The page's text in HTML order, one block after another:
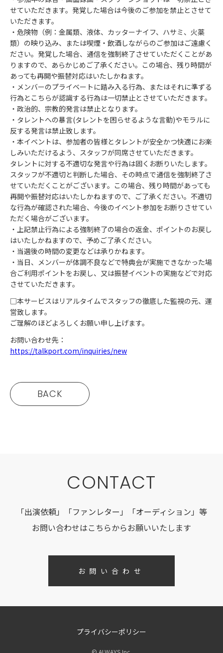
せていただきます。発覚した場合は今後のご参加を禁止とさせて
いただきます。
・危険物（例：金属類、液体、カッターナイフ、ハサミ、火薬
類）の映り込み、または喫煙・飲酒しながらのご参加はご遠慮く
ださい。発覚した場合、通信を強制終了させていただくことがあ
りますので、あらかじめご了承ください。この場合、残り時間が
あっても再開や振替対応はいたしかねます。
・メンバーのプライベートに踏み入る行為、またはそれに準ずる
行為とこちらが認識する行為は一切禁止とさせていただきます。
・政治的、宗教的発言は禁止となります。
・タレントへの暴言(タレントを困らせるような言動)やモラルに
反する発言は禁止致します。
・本イベントは、参加者の皆様とタレントが安全かつ快適にお楽
しみいただけるよう、スタッフが同席させていただきます。
タレントに対する不適切な発言や行為は固くお断りいたします。
スタッフが不適切と判断した場合、その時点で通信を強制終了さ
せていただくことがございます。この場合、残り時間があっても
再開や振替対応はいたしかねますので、ご了承ください。不適切
な行為が確認された場合、今後のイベント参加をお断りさせてい
ただく場合がございます。
・上記禁止行為による強制終了の場合の返金、ポイントのお戻し
はいたしかねますので、予めご了承ください。
・当選後の時間の変更などは承りかねます。
・当日、メンバーが体調不良などで特典会が実施できなかった場
合ご利用ポイントをお戻し、又は振替イベントの実施などで対応
させていただきます。
□本サービスはリアルタイムでスタッフの徹底した監視の元、運
営致します。
ご理解のほどよろしくお願い申し上げます。
お問い合わせ先：
https://talkport.com/inquiries/new
BACK
CONTACT
「出演依頼」「ファンレター」「オーディション」等
お問い合わせはこちらからお願いいたします
お問い合わせ
プライバシーポリシー